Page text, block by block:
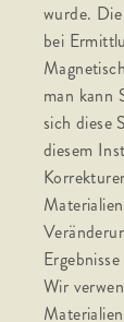
wurde.
bei
man kann
sich diese
diesem
Wir